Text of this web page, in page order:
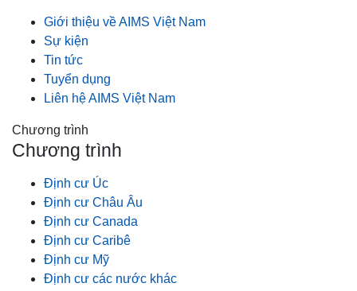
Giới thiệu về AIMS Việt Nam
Sự kiện
Tin tức
Tuyển dụng
Liên hệ AIMS Việt Nam
Chương trình
Chương trình
Định cư Úc
Định cư Châu Âu
Định cư Canada
Định cư Caribê
Định cư Mỹ
Định cư các nước khác